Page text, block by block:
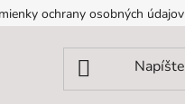
ochrany osobných údajov